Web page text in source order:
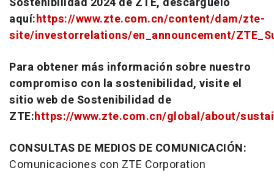
aquí:https://www.zte.com.cn/content/dam/zte-
site/investorrelations/en_announcement/
Para obtener más información sobre nuestro
compromiso con la sostenibilidad, visite el
sitio web de Sostenibilidad de
ZTE:https://www.zte.com.cn/global/about/
CONSULTAS DE MEDIOS DE COMUNICACIÓN:
Comunicaciones con ZTE Corporation